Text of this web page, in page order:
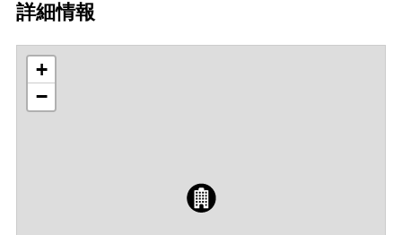
詳細情報
+
−